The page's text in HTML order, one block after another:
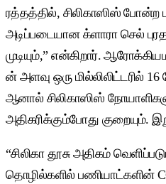
ரத்தத்தில், சிலிகாஸிஸ் போன்ற
அடிப்படையான க்ளாரா செல்
முடியும்,” என்கிறார்.
ன் அளவு ஒரு மில்லிலிட்டரில்
ஆனால் சிலிகாஸிஸ்
அதிகரிக்கும்போது குறையும்.
“சிலிகா தூசு அதிகம்
தொழில்களில் பணியாட்களின்